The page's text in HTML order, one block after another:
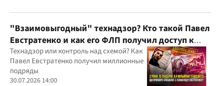
юрисдикций
"Взаимовыгодный" технадзор? Кто такой Павел
Евстратенко и как его ФЛП получил доступ к
бюджетным миллионам?
Технадзор или контроль над схемой? Как
Павел Евстратенко получил миллионные
подряды
30.07.2026 14:00